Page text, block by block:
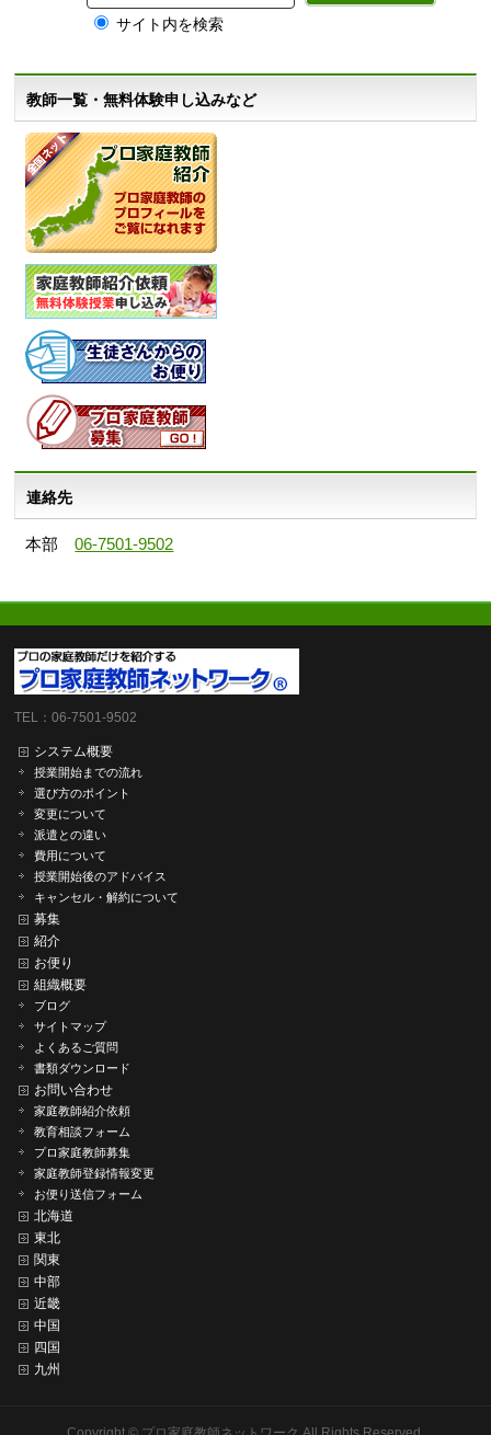
サイト内を検索
教師一覧・無料体験申し込みなど
連絡先
本部06-7501-9502
TEL：06-7501-9502
システム概要
授業開始までの流れ
選び方のポイント
変更について
派遣との違い
費用について
授業開始後のアドバイス
キャンセル・解約について
募集
紹介
お便り
組織概要
ブログ
サイトマップ
よくあるご質問
書類ダウンロード
お問い合わせ
家庭教師紹介依頼
教育相談フォーム
プロ家庭教師募集
家庭教師登録情報変更
お便り送信フォーム
北海道
東北
関東
中部
近畿
中国
四国
九州